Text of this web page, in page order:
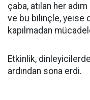
çaba, atılan her
ve bu bilinçle, yeise
kapılmadan
Etkinlik,
ardından sona erdi.